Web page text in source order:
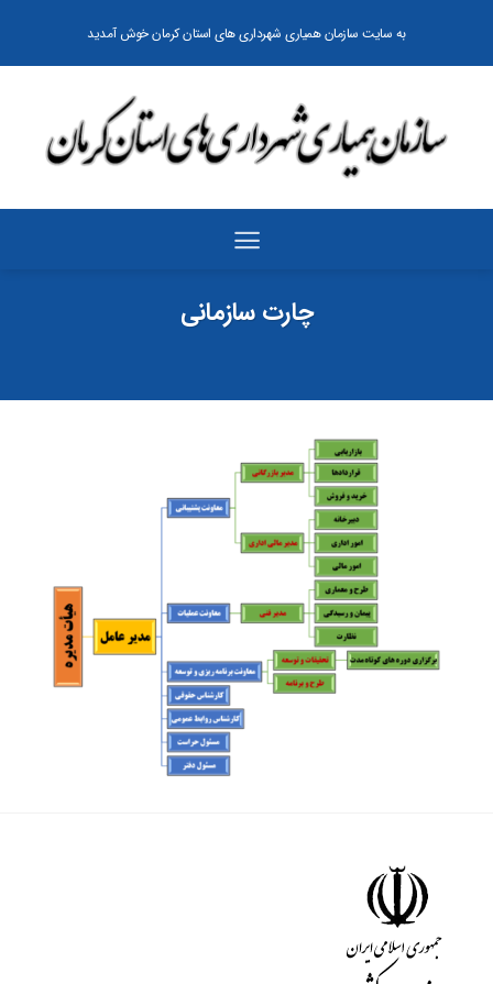
محتوا
به سایت سازمان همیاری شهرداری های استان کرمان خوش آمدید
چارت سازمانی